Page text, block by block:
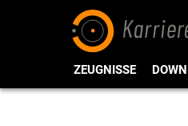
ZEUGNISSE